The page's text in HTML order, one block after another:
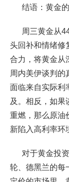
结语：黄金
周三黄金从
头回补和情绪修
合力，将黄金从
周内美伊谈判的
面临来自实际利
及。相反，如果
重燃，那么原油
新陷入高利率环
对于黄金投
轮、德黑兰的每